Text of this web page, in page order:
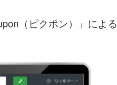
（ピクポン）」による